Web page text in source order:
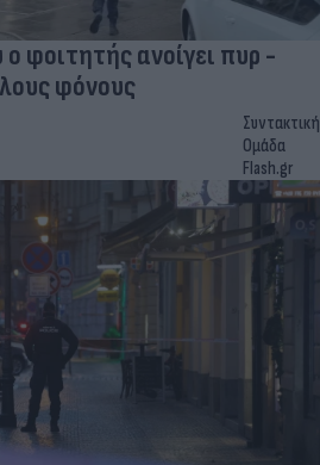
φοιτητής ανοίγει πυρ -
φόνους
Συντακτική
Ομάδα
Flash.gr